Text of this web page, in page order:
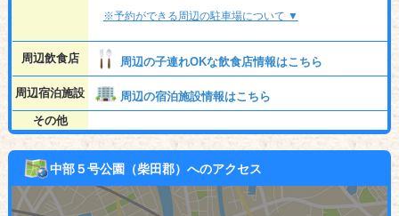
※予約ができる周辺の駐車場について ▼
周辺飲食店 周辺の子連れOKな飲食店情報はこちら
周辺宿泊施設
周辺の宿泊施設情報はこちら
その他
中部５号公園（柴田郡）へのアクセス